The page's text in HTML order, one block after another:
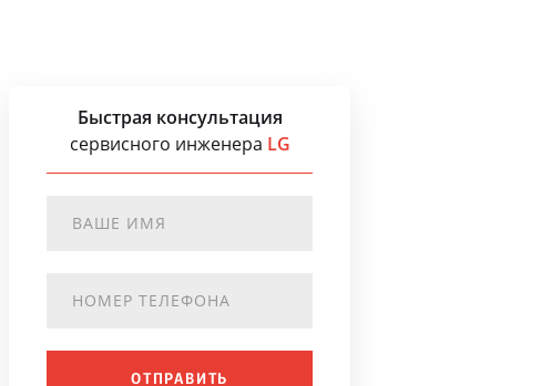
Быстрая консультация
сервисного инженера LG
ОТПРАВИТЬ